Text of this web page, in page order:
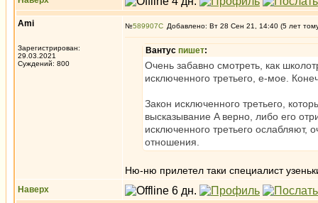
Ami
Зарегистрирован:
29.03.2021
Суждений: 800
№589907 Добавлено: Вт 28 Сен 21, 14:40 (5 лет
Вантус пишет:
Очень забавно смотреть, как
исключенного третьего, е-мое.
Закон исключенного третьего,
высказывание A верно, либо его
исключенного третьего ослабляют,
отношения.
Ню-ню прилетел таки специалист
Наверх